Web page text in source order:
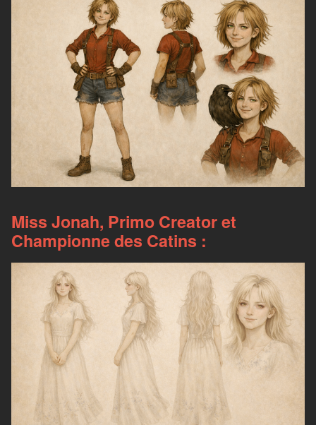
Miss Jonah, Primo Creator et
Championne des Catins :